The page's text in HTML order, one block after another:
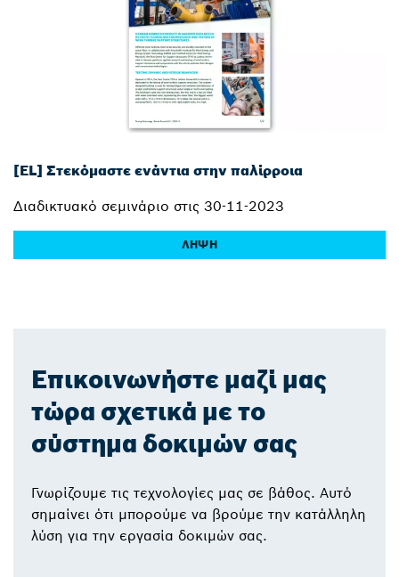
[EL] Στεκόμαστε ενάντια στην παλίρροια
Διαδικτυακό σεμινάριο στις 30-11-2023
ΛΉΨΗ
Επικοινωνήστε μαζί μας
τώρα σχετικά με το
σύστημα δοκιμών σας
Γνωρίζουμε τις τεχνολογίες μας σε βάθος. Αυτό
σημαίνει ότι μπορούμε να βρούμε την κατάλληλη
λύση για την εργασία δοκιμών σας.